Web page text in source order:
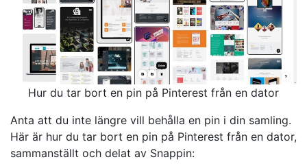
Hur du tar bort en pin på Pinterest från en dator
Anta att du inte längre vill behålla en pin i din samling.
Här är hur du tar bort en pin på Pinterest från en dator,
sammanställt och delat av Snappin: